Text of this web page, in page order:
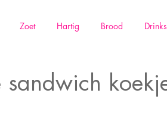
Zoet Hartig Brood Drinks
sandwich